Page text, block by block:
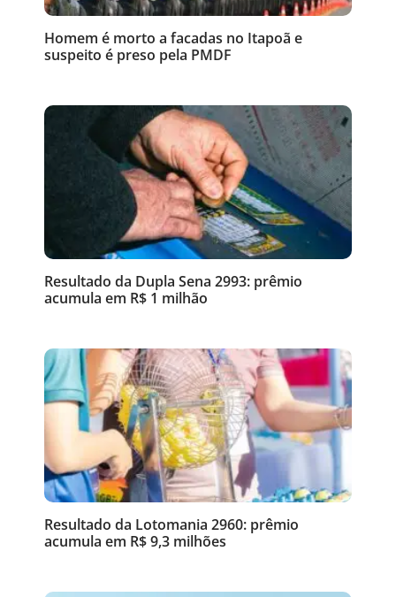
Homem é morto a facadas no Itapoã e
suspeito é preso pela PMDF
Resultado da Dupla Sena 2993: prêmio
acumula em R$ 1 milhão
Resultado da Lotomania 2960: prêmio
acumula em R$ 9,3 milhões